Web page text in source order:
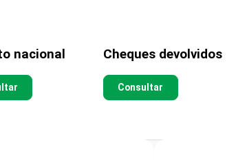
nacional Cheques devolvidos
Consultar